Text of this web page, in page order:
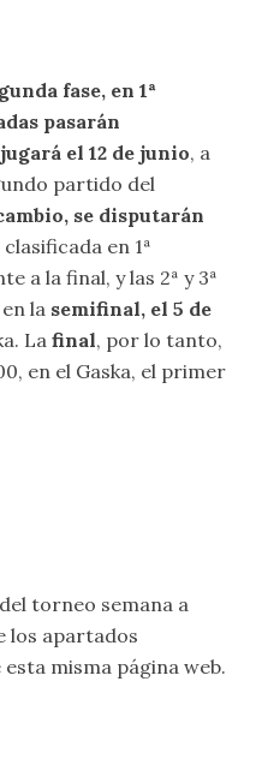
fase, en 1ª
pasarán
el 12 de junio, a
partido del
se disputarán
en 1ª
a la final, y las 2ª y 3ª
la semifinal, el 5 de
La final, por lo tanto,
en el Gaska, el primer
torneo semana a
los apartados
esta misma página web.